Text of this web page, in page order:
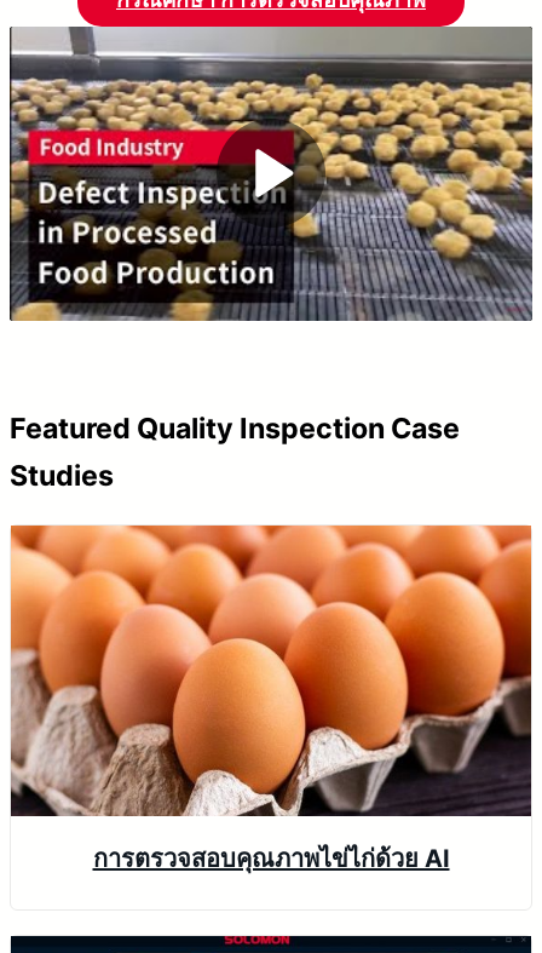
P
l
a
V
d
e
o
Featured Quality Inspection Case
Studies
การตรวจสอบคุณภาพไข่ไก่ด้วย AI